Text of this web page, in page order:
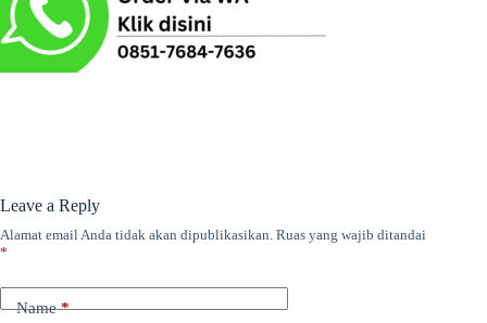
Leave a Reply
Alamat email Anda tidak akan dipublikasikan. Ruas yang wajib ditandai
*
Name*